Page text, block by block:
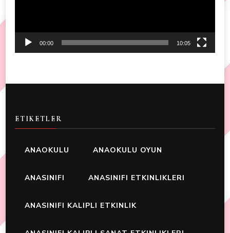
00:00 10:05
ETIKETLER
ANAOKULU ANAOKULU OYUN
ANASINIFI ANASINIFI ETKINLIKLERI
ANASINIFI KALIPLI ETKINLIK